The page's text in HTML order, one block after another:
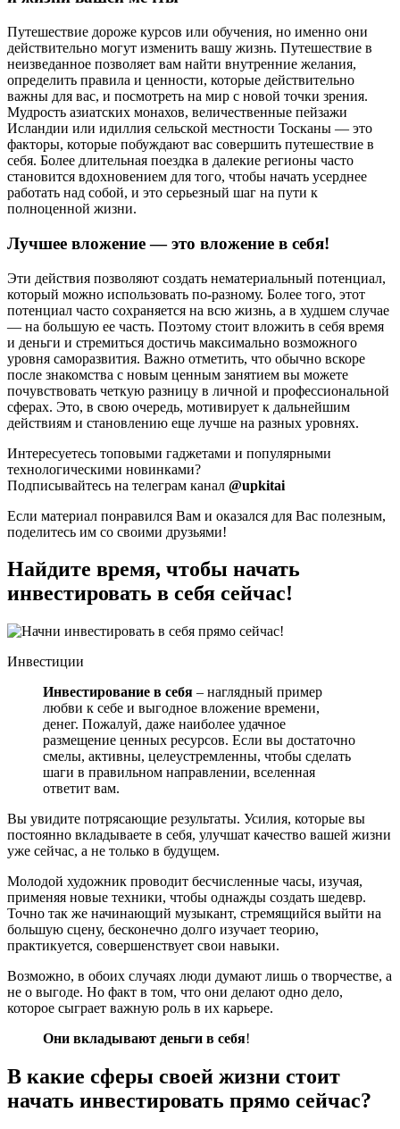
Путешествие дороже курсов или обучения, но именно они
действительно могут изменить вашу жизнь. Путешествие в
неизведанное позволяет вам найти внутренние желания,
определить правила и ценности, которые действительно
важны для вас, и посмотреть на мир с новой точки зрения.
Мудрость азиатских монахов, величественные пейзажи
Исландии или идиллия сельской местности Тосканы — это
факторы, которые побуждают вас совершить путешествие в
себя. Более длительная поездка в далекие регионы часто
становится вдохновением для того, чтобы начать усерднее
работать над собой, и это серьезный шаг на пути к
полноценной жизни.
Лучшее вложение — это вложение в себя!
Эти действия позволяют создать нематериальный потенциал,
который можно использовать по-разному. Более того, этот
потенциал часто сохраняется на всю жизнь, а в худшем случае
— на большую ее часть. Поэтому стоит вложить в себя время
и деньги и стремиться достичь максимально возможного
уровня саморазвития. Важно отметить, что обычно вскоре
после знакомства с новым ценным занятием вы можете
почувствовать четкую разницу в личной и профессиональной
сферах. Это, в свою очередь, мотивирует к дальнейшим
действиям и становлению еще лучше на разных уровнях.
Интересуетесь топовыми гаджетами и популярными
технологическими новинками?
Подписывайтесь на телеграм канал @upkitai
Если материал понравился Вам и оказался для Вас полезным,
поделитесь им со своими друзьями!
Найдите время, чтобы начать
инвестировать в себя сейчас!
Инвестиции
Инвестирование в себя – наглядный пример
любви к себе и выгодное вложение времени,
денег. Пожалуй, даже наиболее удачное
размещение ценных ресурсов. Если вы достаточно
смелы, активны, целеустремленны, чтобы сделать
шаги в правильном направлении, вселенная
ответит вам.
Вы увидите потрясающие результаты. Усилия, которые вы
постоянно вкладываете в себя, улучшат качество вашей жизни
уже сейчас, а не только в будущем.
Молодой художник проводит бесчисленные часы, изучая,
применяя новые техники, чтобы однажды создать шедевр.
Точно так же начинающий музыкант, стремящийся выйти на
большую сцену, бесконечно долго изучает теорию,
практикуется, совершенствует свои навыки.
Возможно, в обоих случаях люди думают лишь о творчестве, а
не о выгоде. Но факт в том, что они делают одно дело,
которое сыграет важную роль в их карьере.
Они вкладывают деньги в себя!
В какие сферы своей жизни стоит
начать инвестировать прямо сейчас?